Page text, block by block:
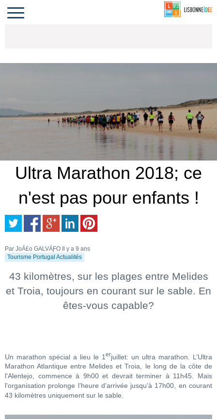
LE PORTUGAL
Toggle
navigation
Ultra Marathon 2018; ce
n'est pas pour enfants !
Par JoÁ£o GALVÁƑO
Il y a 9 ans
Tourisme Portugal Actualités
43 kilomètres, sur les plages entre Melides
et Troia, toujours en courant sur le sable. En
êtes-vous capable?
Un marathon spécial a lieu le 1 erjuillet: un ultra marathon. L’Ultra
Marathon Atlantique entre Melides et Troia, le long de la côte de
l'Alentejo, commence à 9h00 et devrait terminer à 11h45. Mais
l'organisation prolonge l’heure d’arrivée jusqu'à 17h00, en courant
43 kilomètres uniquement sur le sable.